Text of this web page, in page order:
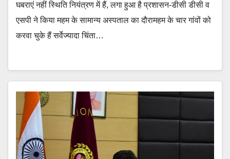
घबराएं नहीं स्थिति नियंत्रण में हैं, लगा हुआ है प्रशासन-डीसी डीसी व
एसपी ने किया महम के सामान्य अस्पताल का दौरामहम के चार गांवों को
करवा चुके हैं सर्वेज्यादा चिंता…